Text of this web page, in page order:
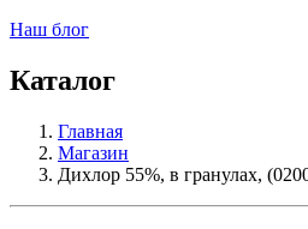
Наш блог
Каталог
Главная
Магазин
Дихлор 55%, в гранулах,